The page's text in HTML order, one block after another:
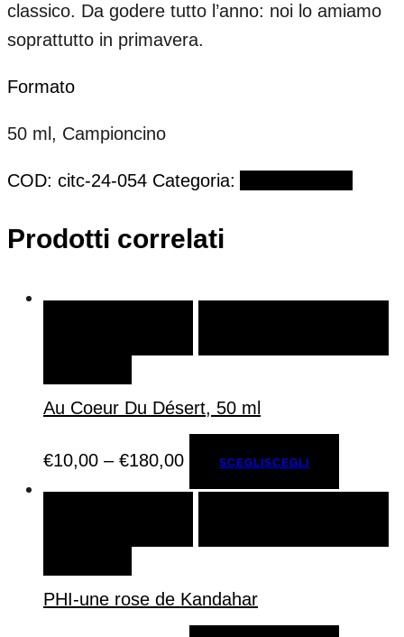
classico. Da godere tutto l’anno: noi lo amiamo
soprattutto in primavera.
Formato
50 ml, Campioncino
COD: citc-24-054 Categoria:
Prodotti correlati
Au Coeur Du Désert, 50 ml
€10,00 – €180,00 SCEGLISCEGLI
PHI-une rose de Kandahar